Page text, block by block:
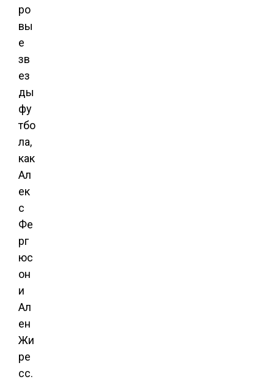
ро
вы
е
зв
ез
ды
фу
тбо
ла,
как
Ал
ек
с
Фе
рг
юс
он
и
Ал
ен
Жи
ре
сс.